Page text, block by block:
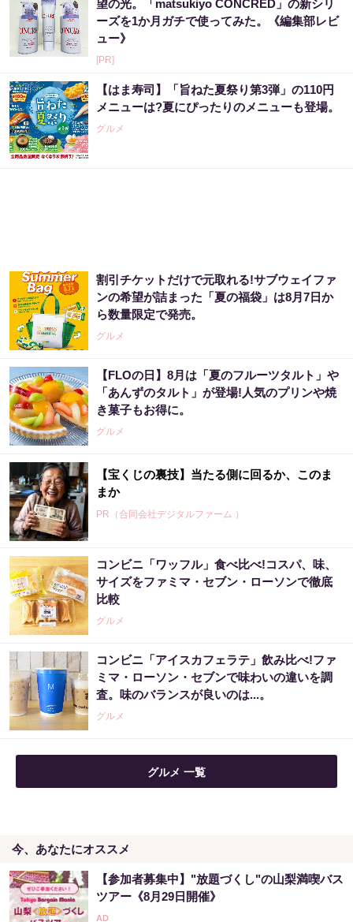
望の光。「matsukiyo CONCRED」の新シリ
ーズを1か月ガチで使ってみた。《編集部レビ
ュー》
[PR]
【はま寿司】「旨ねた夏祭り第3弾」の110円
メニューは?夏にぴったりのメニューも登場。
グルメ
割引チケットだけで元取れる!サブウェイファ
ンの希望が詰まった「夏の福袋」は8月7日か
ら数量限定で発売。
グルメ
【FLOの日】8月は「夏のフルーツタルト」や
「あんずのタルト」が登場!人気のプリンや焼
き菓子もお得に。
グルメ
【宝くじの裏技】当たる側に回るか、このま
まか
PR（合同会社デジタルファーム ）
宝くじ当たる人だけが気づいている違い
【宝くじ落選】外れ続ける流れ、ここで断ち
ませんか
PR（合同会社デジタルファーム ）
【宝くじ当てたい方限定】もう外れるの、終
わりにしませんか
「どうせ当たらない」と思ってた私が本当に
当選した“買い方”がこれ
PR（合同会社デジタルファーム ）
コンビニ「ワッフル」食べ比べ!コスパ、味、
サイズをファミマ・セブン・ローソンで徹底
比較
グルメ
コンビニ「アイスカフェラテ」飲み比べ!ファ
ミマ・ローソン・セブンで味わいの違いを調
査。味のバランスが良いのは...。
グルメ
グルメ 一覧
今、あなたにオススメ
【参加者募集中】"放題づくし"の山梨満喫バス
ツアー《8月29日開催》